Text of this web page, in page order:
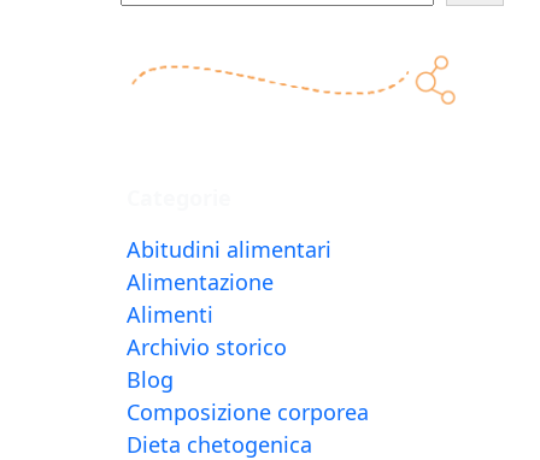
Abitudini alimentari
Alimentazione
Alimenti
Archivio storico
Blog
Composizione corporea
Dieta chetogenica